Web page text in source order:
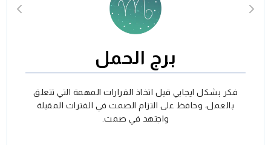
برج الحمل
فكر بشكل ايجابي قبل اتخاذ القرارات المهمة التي تتعلق
بالعمل، وحافظ على التزام الصمت في الفترات المقبلة
واجتهد في صمت.